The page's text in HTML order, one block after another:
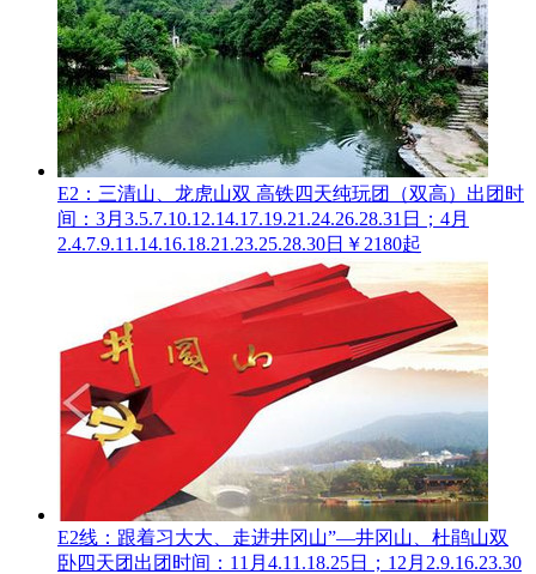
E2：三清山、龙虎山双 高铁四天纯玩团（双高） 出团时
间：3月3.5.7.10.12.14.17.19.21.24.26.28.31日；4月
2.4.7.9.11.14.16.18.21.23.25.28.30日 ￥2180起
E2线：跟着习大大、走进井冈山”—井冈山、杜鹃山双
卧四天团 出团时间：11月4.11.18.25日；12月2.9.16.23.30